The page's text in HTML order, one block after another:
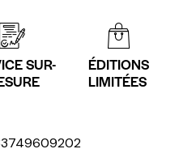
SUR-
ÉDITIONS
LIMITÉES